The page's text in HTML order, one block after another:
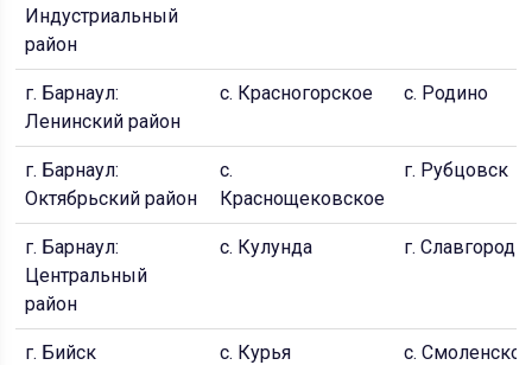
Индустриальный
район
г. Барнаул:
Ленинский район
с. Красногорское c. Родино
г. Барнаул:
Октябрьский район
c.
Краснощековское
г. Рубцовск
г. Барнаул:
Центральный
район
с. Кулунда г. Славгород
г. Бийск c. Курья c. Смоленское